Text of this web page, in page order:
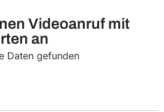
Videoanruf mit
an
Daten gefunden